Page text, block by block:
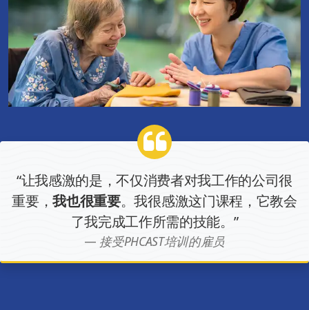
“让我感激的是，不仅消费者对我工作的公司很
重要，我也很重要。我很感激这门课程，它教会
了我完成工作所需的技能。”
接受PHCAST培训的雇员